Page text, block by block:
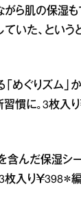
ら肌の保湿も
いた、という
めぐりズム」
慣に。3枚入
含んだ保湿シ
枚入り￥398＊